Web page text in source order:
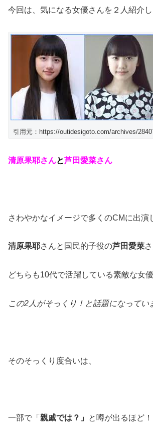
今回は、気になる女優さんを２人紹介し
引用元：https://outidesigoto.com/archives/
清原果耶さんと芦田愛菜さん
さわやかなイメージで多くのCMに出演
清原果耶さんと国民的子役の芦田愛菜
どちらも10代で活躍している素敵な女優
この2人がそっくり！と話題になってい
そのそっくり度合いは、
一部で「 親戚では？」 と噂が出るほど！